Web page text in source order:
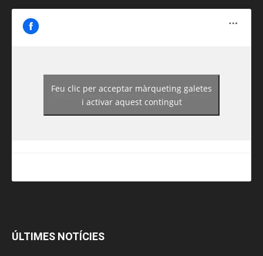
https://www.facebook.com/guiadereus/
Feu clic per acceptar màrqueting galetes
i activar aquest contingut
ÚLTIMES NOTÍCIES